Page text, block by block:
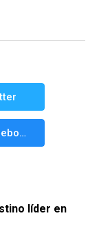
Facebook Messenger
líder en